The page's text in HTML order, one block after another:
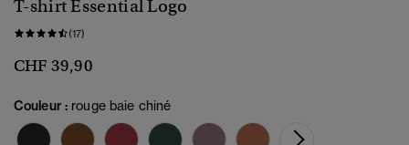
T-shirt Essential Logo
(17)
CHF 39,90
Couleur : rouge baie chiné